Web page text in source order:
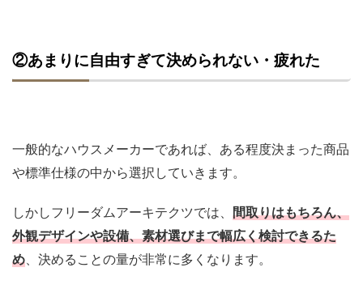
②あまりに自由すぎて決められない・疲れた
一般的なハウスメーカーであれば、ある程度決まった商品
や標準仕様の中から選択していきます。
しかしフリーダムアーキテクツでは、 間取りはもちろん、
外観デザインや設備、素材選びまで幅広く検討できるた
め 、決めることの量が非常に多くなります。